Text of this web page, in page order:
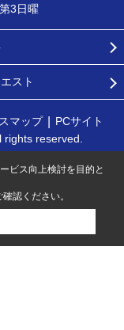
3日曜
スト
マップ
PCサイト
rights reserved.
ビス向上検討を目的と
確認ください。